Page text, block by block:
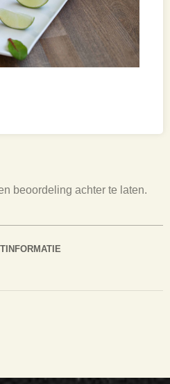
beoordeling achter te laten.